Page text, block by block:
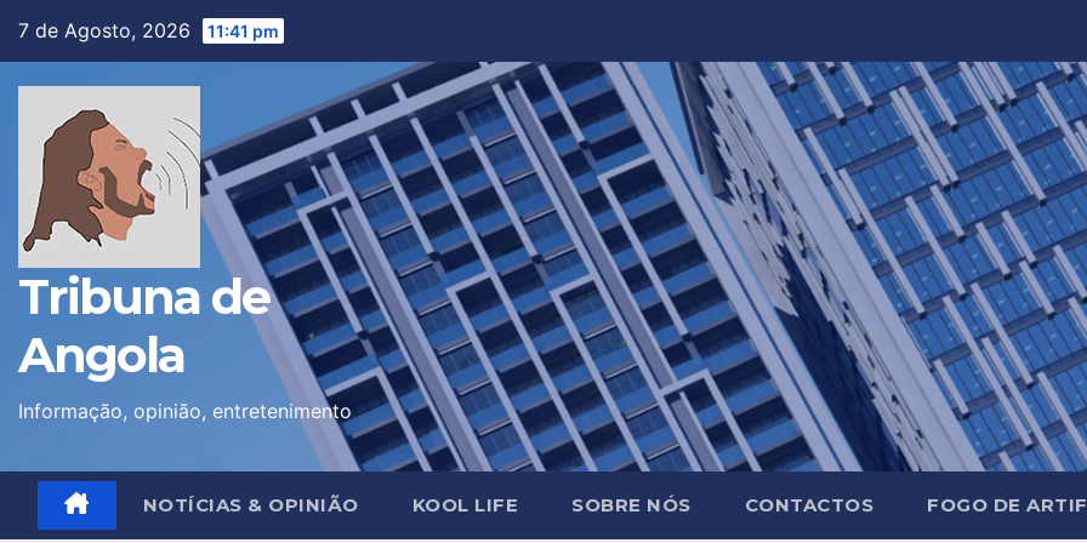
7 de Agosto, 2026 11:41 pm
Tribuna de
Angola
Informação, opinião, entretenimento
NOTÍCIAS & OPINIÃO KOOL LIFE SOBRE NÓS CONTACTOS FOGO DE